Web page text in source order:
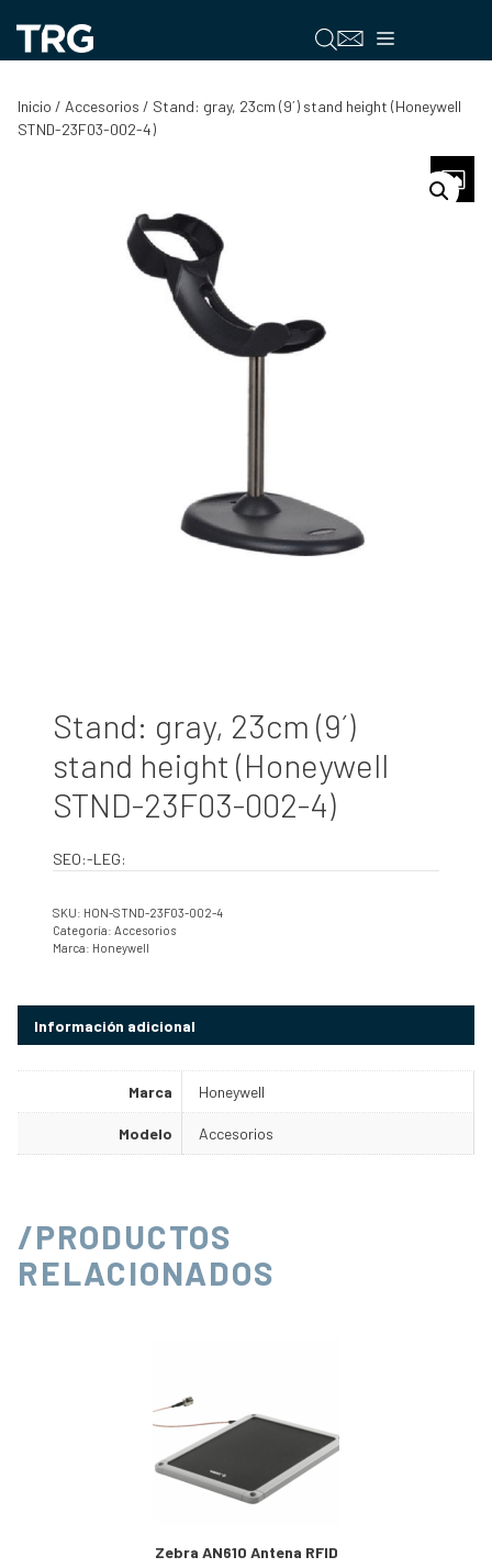
contenido
Menú
Inicio / Accesorios / Stand: gray, 23cm (9´) stand height (Honeywell
STND-23F03-002-4)
Stand: gray, 23cm (9´)
stand height (Honeywell
STND-23F03-002-4)
SEO:-LEG:
SKU: HON-STND-23F03-002-4
Categoría: Accesorios
Marca: Honeywell
Información adicional
Marca Honeywell
Modelo Accesorios
/PRODUCTOS
RELACIONADOS
Zebra AN610 Antena RFID